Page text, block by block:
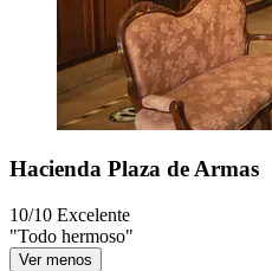
Hacienda Plaza de Armas
10/10 Excelente
"Todo hermoso"
Ver menos